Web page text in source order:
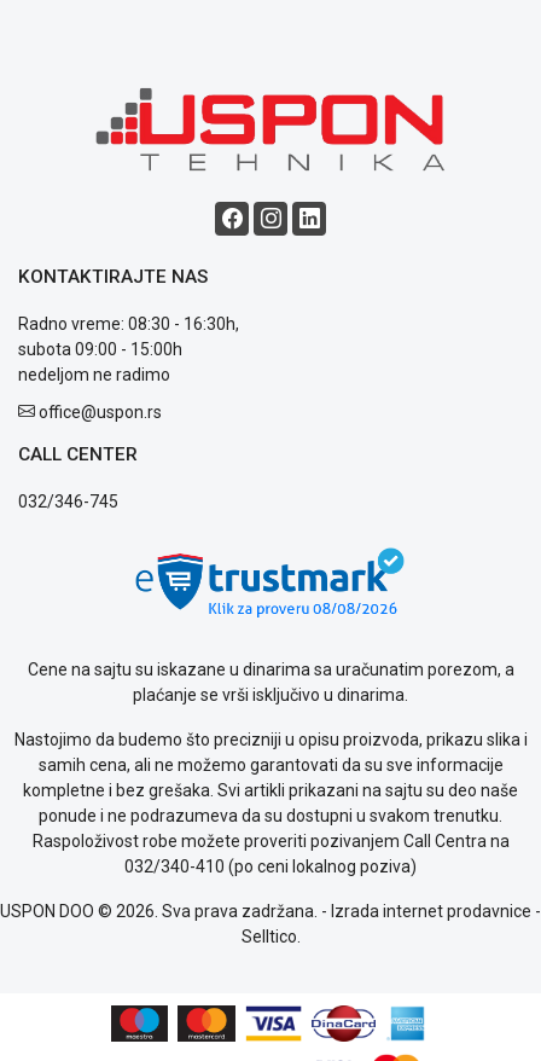
KONTAKTIRAJTE NAS
Radno vreme: 08:30 - 16:30h,
subota 09:00 - 15:00h
nedeljom ne radimo
office@uspon.rs
CALL CENTER
032/346-745
Cene na sajtu su iskazane u dinarima sa uračunatim porezom, a
plaćanje se vrši isključivo u dinarima.
Nastojimo da budemo što precizniji u opisu proizvoda, prikazu slika i
samih cena, ali ne možemo garantovati da su sve informacije
kompletne i bez grešaka. Svi artikli prikazani na sajtu su deo naše
ponude i ne podrazumeva da su dostupni u svakom trenutku.
Raspoloživost robe možete proveriti pozivanjem Call Centra na
032/340-410 (po ceni lokalnog poziva)
USPON DOO © 2026. Sva prava zadržana. - Izrada internet prodavnice -
Selltico.